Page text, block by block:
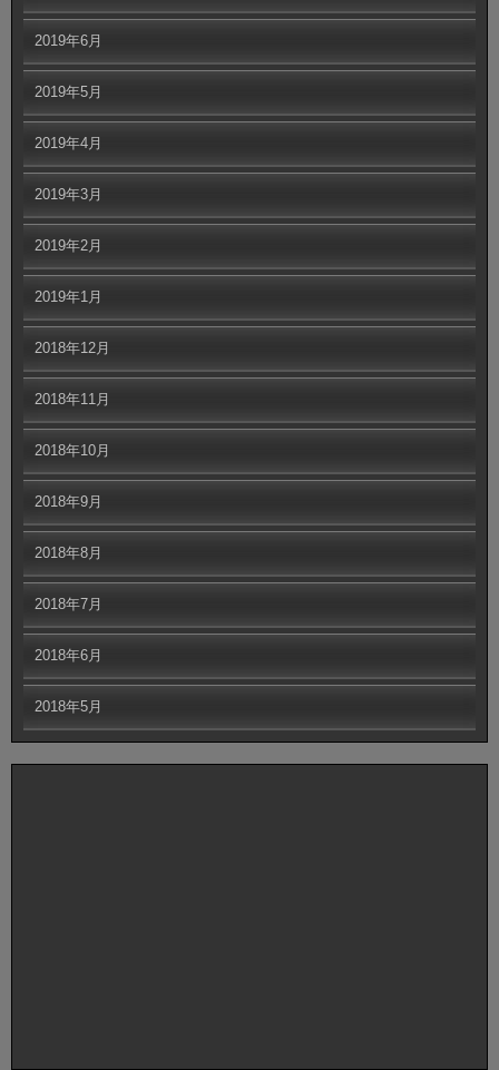
2019年6月
2019年5月
2019年4月
2019年3月
2019年2月
2019年1月
2018年12月
2018年11月
2018年10月
2018年9月
2018年8月
2018年7月
2018年6月
2018年5月